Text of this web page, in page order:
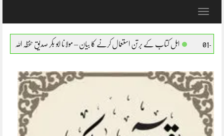
Toggle
برتن استعمال کرنے کا بیان – مولانا ابو بکر صدیق حفظہ اللہ اہل کتاب کے برتن